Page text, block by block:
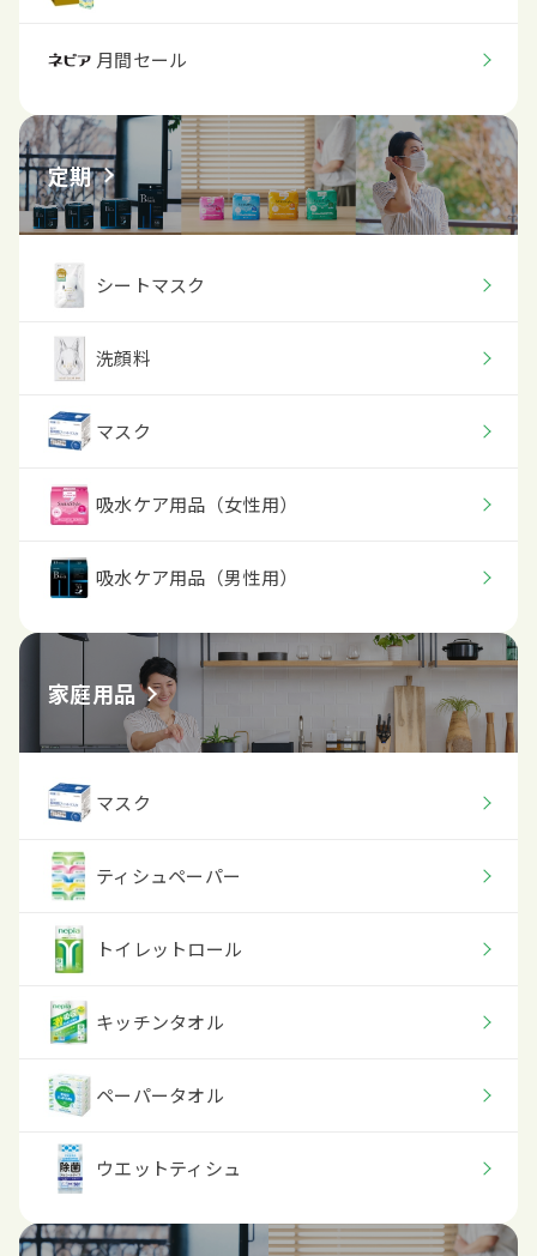
月間セール
定期
シートマスク
洗顔料
マスク
吸水ケア用品（女性用）
吸水ケア用品（男性用）
家庭用品
マスク
ティシュペーパー
トイレットロール
キッチンタオル
ペーパータオル
ウエットティシュ